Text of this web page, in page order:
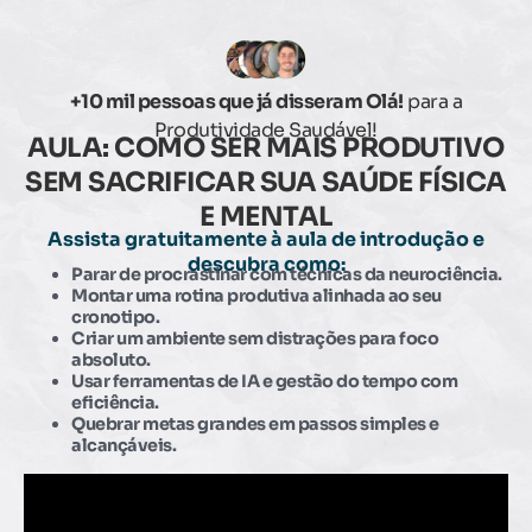
+10 mil pessoas que já disseram Olá! para a
Produtividade Saudável!
AULA: COMO SER MAIS PRODUTIVO
SEM SACRIFICAR SUA SAÚDE FÍSICA
E MENTAL
Assista gratuitamente à aula de introdução e
descubra como:
Parar de procrastinarcom técnicas da neurociência.
Montar uma rotina produtiva alinhada ao seu
cronotipo.
Criar um ambiente sem distrações para foco
absoluto.
Usar ferramentas de IA e gestão do tempo com
eficiência.
Quebrar metas grandes em passos simples e
alcançáveis.